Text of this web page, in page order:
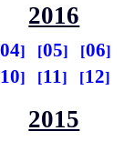
2016
04 05
06
10 11 12
2015